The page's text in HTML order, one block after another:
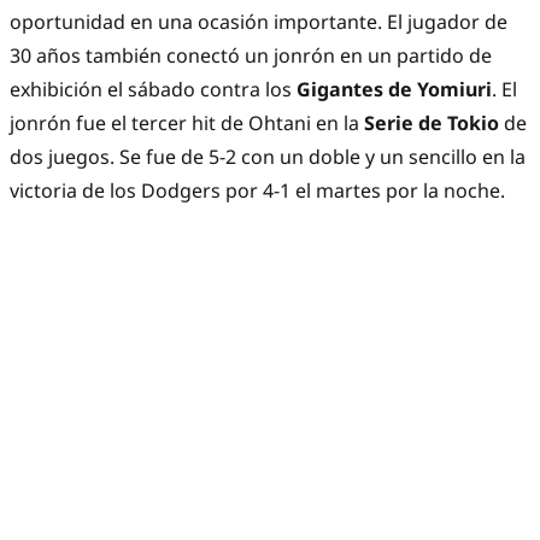
oportunidad en una ocasión importante. El jugador de
30 años también conectó un jonrón en un partido de
exhibición el sábado contra los Gigantes de Yomiuri. El
jonrón fue el tercer hit de Ohtani en la Serie de Tokiode
dos juegos. Se fue de 5-2 con un doble y un sencillo en la
victoria de los Dodgers por 4-1 el martes por la noche.